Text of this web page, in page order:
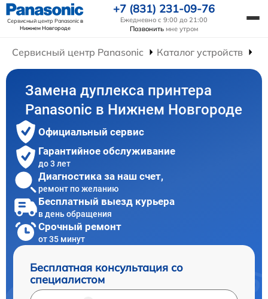
Сервисный центр Panasonicв
Нижнем Новгороде
+7 (831) 231-09-76
Ежедневно с 9:00 до 21:00
Позвонить мне утром
Сервисный центр Panasonic Каталог устройств
Замена дуплекса принтера
Panasonic в Нижнем Новгороде
Официальный сервис
Гарантийное обслуживание
до 3 лет
Диагностика за наш счет,
ремонт по желанию
Бесплатный выезд курьера
в день обращения
Срочный ремонт
от 35 минут
Бесплатная консультация со
специалистом